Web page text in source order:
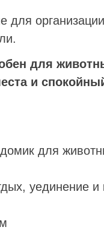
для
для
и
для
уединение